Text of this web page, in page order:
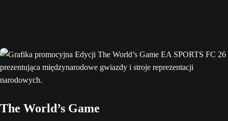
The World’s Game